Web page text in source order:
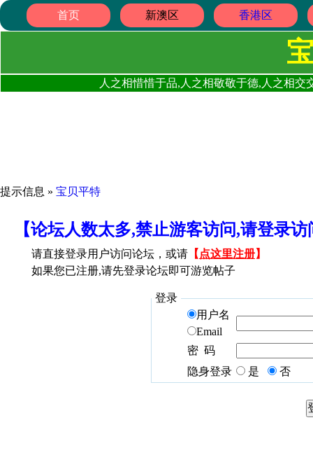
首页 新澳区 香港区
人之相惜惜于品,人之相敬敬于德,人之相
提示信息 » 宝贝平特
【论坛人数太多,禁止游客访问,请登录
请直接登录用户访问论坛，或请 【 点这里注册】
如果您已注册,请先登录论坛即可游览帖子
登录
用户名
Email
密 码
隐身登录
是 否